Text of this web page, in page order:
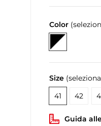
Color
Size
41 42
Guida